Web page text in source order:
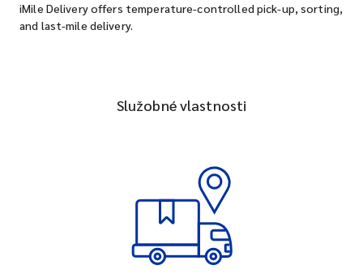
iMile Delivery offers temperature-controlled pick-up, sorting,
and last-mile delivery.
Služobné vlastnosti